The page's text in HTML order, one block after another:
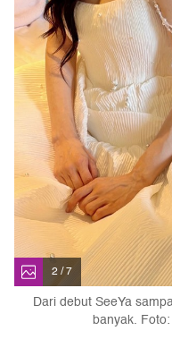
2 / 7
Dari debut SeeYa
banyak.